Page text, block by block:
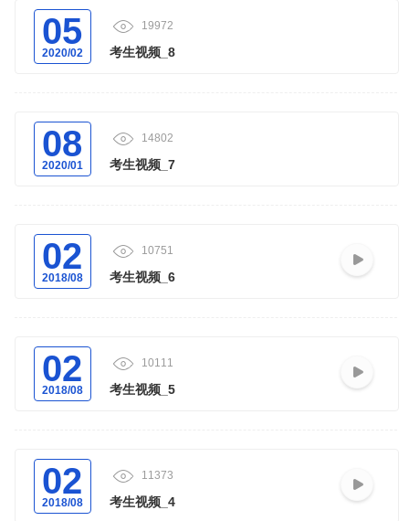
05
2020/02
19972
考生视频_8
08
2020/01
14802
考生视频_7
02
2018/08
10751
考生视频_6
02
2018/08
10111
考生视频_5
02
2018/08
11373
考生视频_4